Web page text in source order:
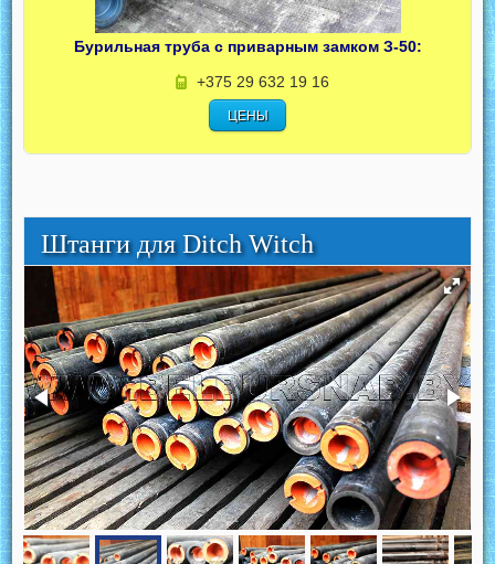
Бурильная труба с приварным замком З-50:
+375 29 632 19 16
ЦЕНЫ
Штанги для Ditch Witch